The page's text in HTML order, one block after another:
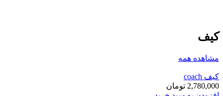
کیف
مشاهده همه
کیف coach
2,780,000 تومان